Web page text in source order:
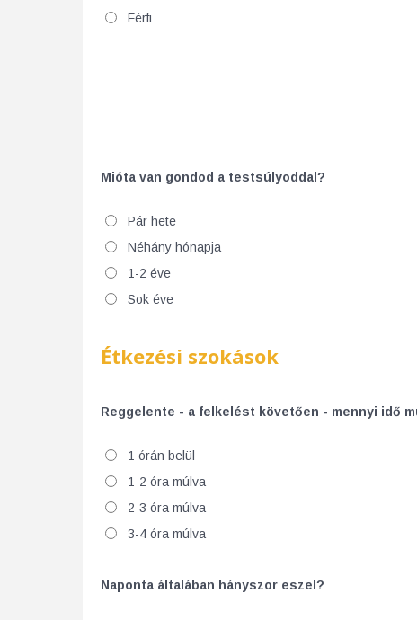
Férfi
Mióta van gondod a testsúlyoddal?
Pár hete
Néhány hónapja
1-2 éve
Sok éve
Étkezési szokások
Reggelente - a felkelést követően - mennyi idő
1 órán belül
1-2 óra múlva
2-3 óra múlva
3-4 óra múlva
Naponta általában hányszor eszel?